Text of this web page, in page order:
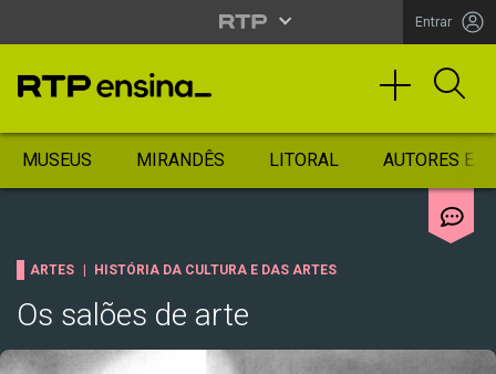
Entrar
MUSEUS MIRANDÊS LITORAL AUTORES
ARTES HISTÓRIA DA CULTURA E DAS ARTES
Os salões de arte